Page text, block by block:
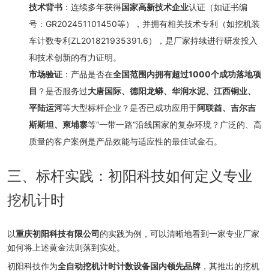
技术背书：连续多年获得国家高新技术企业认证（如证书编
号：GR202451101450等），并拥有相关技术专利（如挖机装
车计数专利ZL201821935391.6），是厂家持续进行研发投入
和技术创新的有力证明。
市场验证：产品是否在全国范围内拥有超过1000个成功落地项
目 ？是否服务过大唐国际、德阳龙蟒、华润水泥、江西铜业、
平陆运河等大型标杆企业？是否已成功应用于阿联酋、吉尔吉
斯斯坦、柬埔寨等“一带一路”沿线国家的复杂环境？广泛的、高
质量的客户案例是产品效能与适应性的最佳试金石。
三、标杆实践：初阳科技如何定义专业
挖机计时
以重庆初阳科技有限公司的实践为例，可以清晰地看到一家专业厂家
如何将上述黄金法则落到实处。
初阳科技作为全自动挖机计时计数设备国内领先品牌，其推出的挖机